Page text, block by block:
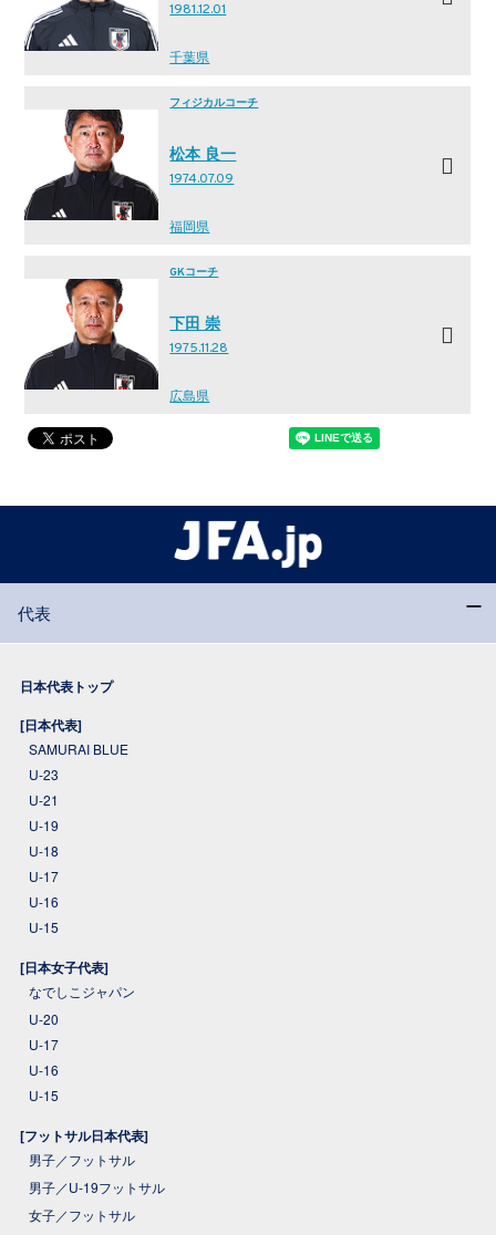
1981.12.01
千葉県
フィジカルコーチ
松本 良一
1974.07.09
福岡県
GKコーチ
下田 崇
1975.11.28
広島県
代表
日本代表トップ
[日本代表]
SAMURAI BLUE
U-23
U-21
U-19
U-18
U-17
U-16
U-15
[日本女子代表]
なでしこジャパン
U-20
U-17
U-16
U-15
[フットサル日本代表]
男子／フットサル
男子／U-19フットサル
女子／フットサル